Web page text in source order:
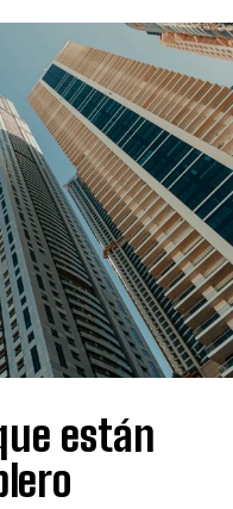
están